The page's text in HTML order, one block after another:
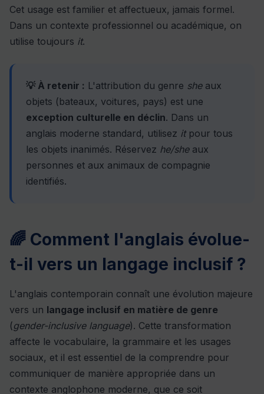
Cet usage est familier et affectueux, jamais formel.
Dans un contexte professionnel ou académique, on
utilise toujours it.
💡 À retenir : L'attribution du genre sheaux
objets (bateaux, voitures, pays) est une
exception culturelle en déclin. Dans un
anglais moderne standard, utilisez itpour tous
les objets inanimés. Réservez he/sheaux
personnes et aux animaux de compagnie
identifiés.
🌈 Comment l'anglais évolue-
t-il vers un langage inclusif ?
L'anglais contemporain connaît une évolution majeure
vers un langage inclusif en matière de genre
(gender-inclusive language). Cette transformation
affecte le vocabulaire, la grammaire et les usages
sociaux, et il est essentiel de la comprendre pour
communiquer de manière appropriée dans un
contexte anglophone moderne, que ce soit